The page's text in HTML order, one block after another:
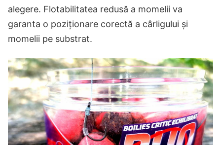
alegere. Flotabilitatea redusă a momelii va
garanta o poziționare corectă a cârligului și
momelii pe substrat.